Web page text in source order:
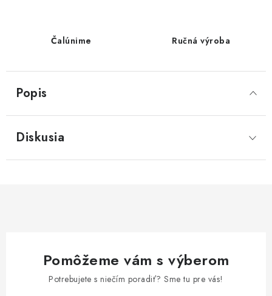
Čalúnime Ručná výroba
Popis
Diskusia
Pomôžeme vám s výberom
Potrebujete s niečím poradiť? Sme tu pre vás!